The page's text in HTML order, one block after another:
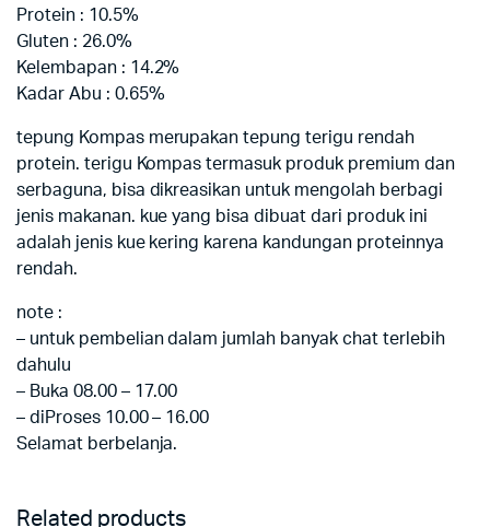
Protein : 10.5%
Gluten : 26.0%
Kelembapan : 14.2%
Kadar Abu : 0.65%
tepung Kompas merupakan tepung terigu rendah
protein. terigu Kompas termasuk produk premium dan
serbaguna, bisa dikreasikan untuk mengolah berbagi
jenis makanan. kue yang bisa dibuat dari produk ini
adalah jenis kue kering karena kandungan proteinnya
rendah.
note :
– untuk pembelian dalam jumlah banyak chat terlebih
dahulu
– Buka 08.00 – 17.00
– diProses 10.00 – 16.00
Selamat berbelanja.
Related products